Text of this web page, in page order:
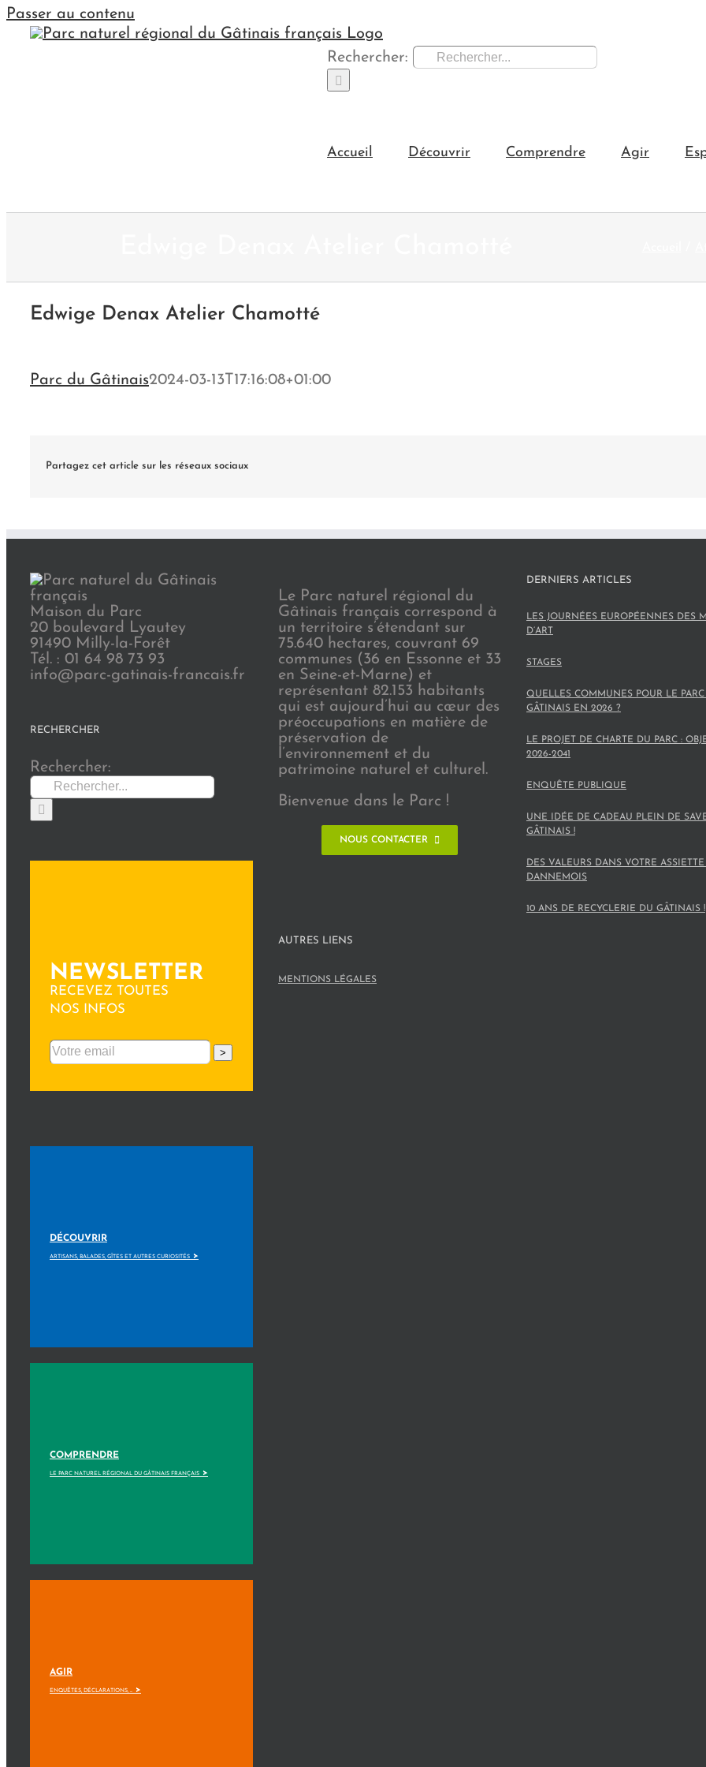
Passer au contenu
Rechercher:
Accueil Découvrir Comprendre Agir
Edwige Denax Atelier Chamotté
Parc du Gâtinais2024-03-13T17:16:08+01:00
Partagez cet article sur les réseaux sociaux
Maison du Parc
20 boulevard Lyautey
91490 Milly-la-Forêt
Tél. : 01 64 98 73 93
info@parc-gatinais-francais.fr
RECHERCHER
Rechercher:
NEWSLETTER
RECEVEZ TOUTES
NOS INFOS
>
DÉCOUVRIR
ARTISANS, BALADES, GÎTES ET AUTRES CURIOSITÉS >
COMPRENDRE
LE PARC NATUREL RÉGIONAL DU GÂTINAIS FRANÇAIS >
AGIR
ENQUÊTES, DÉCLARATIONS, ... >
Le Parc naturel régional du
Gâtinais français correspond à
un territoire s’étendant sur
75.640 hectares, couvrant 69
communes (36 en Essonne et 33
en Seine-et-Marne) et
représentant 82.153 habitants
qui est aujourd’hui au cœur des
préoccupations en matière de
préservation de
l’environnement et du
patrimoine naturel et culturel.
Bienvenue dans le Parc !
NOUS CONTACTER
DERNIERS ARTICLES
LES JOURNÉES EUROPÉENNES DES
D’ART
STAGES
QUELLES COMMUNES POUR LE PARC
GÂTINAIS EN 2026 ?
LE PROJET DE CHARTE DU PARC :
2026-2041
ENQUÊTE PUBLIQUE
UNE IDÉE DE CADEAU PLEIN DE
GÂTINAIS !
DES VALEURS DANS VOTRE
DANNEMOIS
10 ANS DE RECYCLERIE DU GÂTINAIS !
AUTRES LIENS
MENTIONS LÉGALES